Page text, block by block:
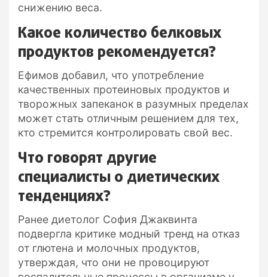
снижению веса.
Какое количество белковых
продуктов рекомендуется?
Ефимов добавил, что употребление
качественных протеиновых продуктов и
творожных запеканок в разумных пределах
может стать отличным решением для тех,
кто стремится контролировать свой вес.
Что говорят другие
специалисты о диетических
тенденциях?
Ранее диетолог София Джаквинта
подвергла критике модный тренд на отказ
от глютена и молочных продуктов,
утверждая, что они не провоцируют